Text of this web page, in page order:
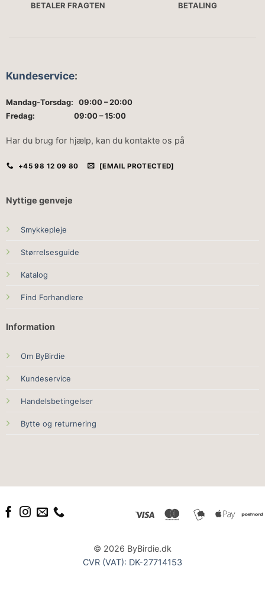
BETALER FRAGTEN
BETALING
Kundeservice:
Mandag-Torsdag: 09:00 – 20:00
Fredag: 09:00 – 15:00
Har du brug for hjælp, kan du kontakte os på
+45 98 12 09 80 [EMAIL PROTECTED]
Nyttige genveje
Smykkepleje
Størrelsesguide
Katalog
Find Forhandlere
Information
Om ByBirdie
Kundeservice
Handelsbetingelser
Bytte og returnering
© 2026 ByBirdie.dk
CVR (VAT): DK-27714153